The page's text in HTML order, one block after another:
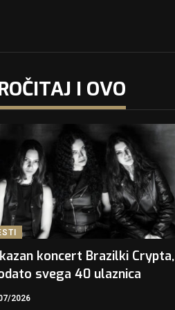
I OVO
koncert Brazilki Crypta,
svega 40 ulaznica
2026